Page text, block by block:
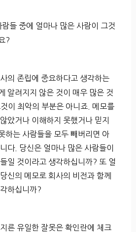
람들 중에 얼마나 많은 사람이 그것
?
의 존립에 중요하다고 생각하는
알려지지 않은 것이 매우 많은 것
이 최악의 부분은 아니죠. 메모를
았거나 이해하지 못했거나 믿지
하는 사람들을 모두 빼버리면 아
다. 당신은 얼마나 많은 사람들이
일 것이라고 생각하십니까? 또 얼
신의 메모로 회사의 비전과 함께
하십니까?
른 유일한 잘못은 확인란에 체크